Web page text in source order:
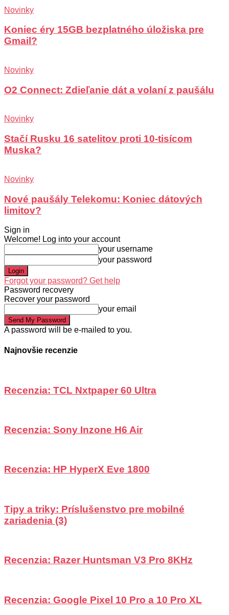
Novinky
Koniec éry 15GB bezplatného úložiska pre
Gmail?
Novinky
O2 Connect: Zdieľanie dát a volaní z paušálu
Novinky
Stačí Rusku 16 satelitov proti 10-tisícom
Muska?
Novinky
Nové paušály Telekomu: Koniec dátových
limitov?
Sign in
Welcome! Log into your account
your username
your password
Forgot your password? Get help
Password recovery
Recover your password
your email
A password will be e-mailed to you.
Najnovšie recenzie
Recenzia: TCL Nxtpaper 60 Ultra
Recenzia: Sony Inzone H6 Air
Recenzia: HP HyperX Eve 1800
Tipy a triky: Príslušenstvo pre mobilné
zariadenia (3)
Recenzia: Razer Huntsman V3 Pro 8KHz
Recenzia: Google Pixel 10 Pro a 10 Pro XL